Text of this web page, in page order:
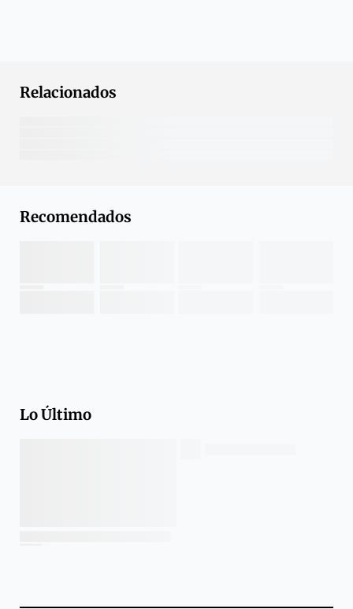
Relacionados
Recomendados
Lo Último